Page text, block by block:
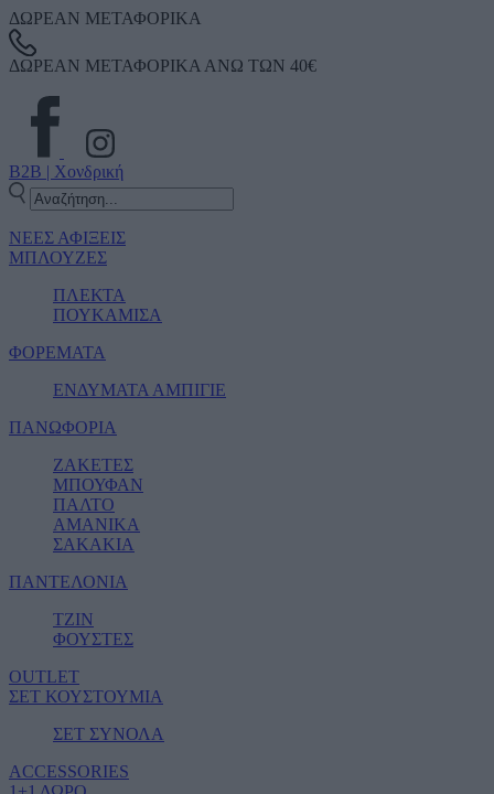
ΔΩΡΕΑΝ ΜΕΤΑΦΟΡΙΚΑ
ΔΩΡΕΑΝ ΜΕΤΑΦΟΡΙΚΑ ΑΝΩ ΤΩΝ 40€
B2B | Χονδρική
ΝΕΕΣ ΑΦΙΞΕΙΣ
ΜΠΛΟΥΖΕΣ
ΠΛΕΚΤΑ
ΠΟΥΚΑΜΙΣΑ
ΦΟΡΕΜΑΤΑ
ΕΝΔΥΜΑΤΑ ΑΜΠΙΓΙΕ
ΠΑΝΩΦΟΡΙΑ
ΖΑΚΕΤΕΣ
ΜΠΟΥΦΑΝ
ΠΑΛΤΟ
ΑΜΑΝΙΚΑ
ΣΑΚΑΚΙΑ
ΠΑΝΤΕΛΟΝΙΑ
ΤΖΙΝ
ΦΟΥΣΤΕΣ
OUTLET
ΣΕΤ ΚΟΥΣΤΟΥΜΙΑ
ΣΕΤ ΣΥΝΟΛΑ
ACCESSORIES